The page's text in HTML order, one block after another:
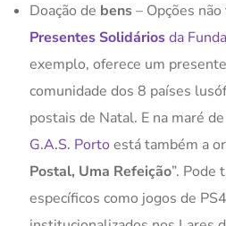
Doação de bens– Opções
Presentes Solidáriosda
exemplo, oferece um
comunidade dos 8 países
postais de Natal. E na maré
G.A.S. Porto está também a
Postal, Uma Refeição”. Pode
específicos como jogos de